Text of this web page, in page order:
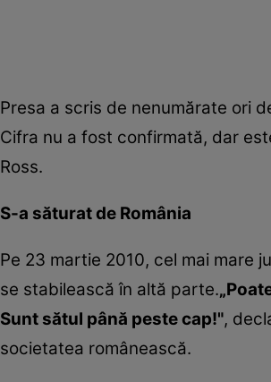
Presa a scris de nenumărate ori
Cifra nu a fost confirmată, dar
Ross.
S-a săturat de România
Pe 23 martie 2010, cel mai mare
se stabilească în altă parte.
Sunt sătul până peste cap!",
societatea românească.